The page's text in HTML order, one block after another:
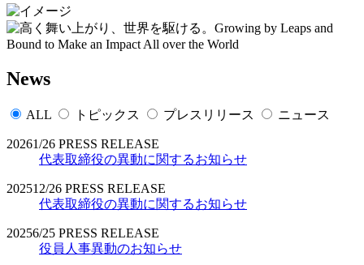
News
ALL トピックス プレスリリース ニュース
20261/26 PRESS RELEASE
代表取締役の異動に関するお知らせ
202512/26 PRESS RELEASE
代表取締役の異動に関するお知らせ
20256/25 PRESS RELEASE
役員人事異動のお知らせ